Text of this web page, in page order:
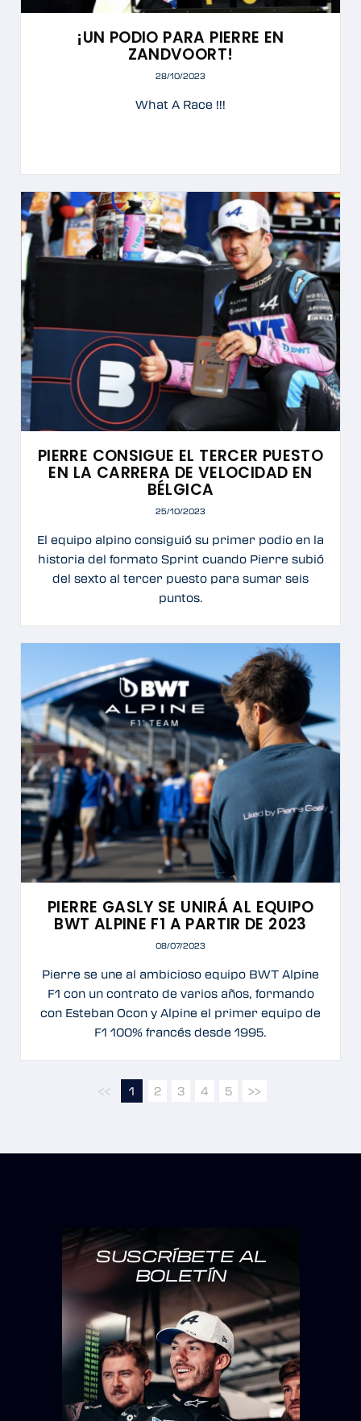
¡UN PODIO PARA PIERRE EN
ZANDVOORT!
28/10/2023
What A Race !!!
PIERRE CONSIGUE EL TERCER PUESTO
EN LA CARRERA DE VELOCIDAD EN
BÉLGICA
25/10/2023
El equipo alpino consiguió su primer podio en la
historia del formato Sprint cuando Pierre subió
del sexto al tercer puesto para sumar seis
puntos.
PIERRE GASLY SE UNIRÁ AL EQUIPO
BWT ALPINE F1 A PARTIR DE 2023
08/07/2023
Pierre se une al ambicioso equipo BWT Alpine
F1 con un contrato de varios años, formando
con Esteban Ocon y Alpine el primer equipo de
F1 100% francés desde 1995.
<< 1 2 3 4 5 >>
SUSCRÍBETE AL
BOLETÍN